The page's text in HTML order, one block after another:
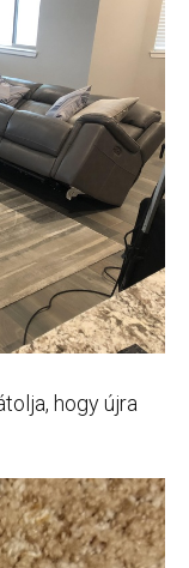
hogy újra